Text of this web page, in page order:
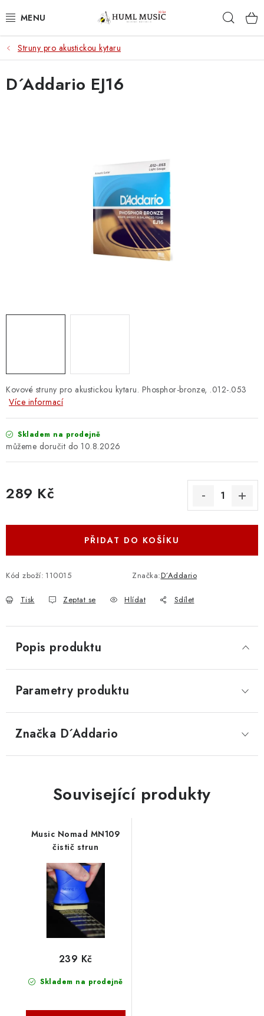
na
KYTARY
UKULELE
KYTAROVÉ PŘÍSLUŠENSTVÍ
OBCHODNÍ PODMÍNKY
ODSTOUPENÍ OD SMLOUVY
ZÁSADY ZPRACOVÁNÍ OSOBNÍCH ÚDAJŮ
OBCHODNÍ PODMÍNKY
ODSTOUPENÍ OD SMLOUVY
Struny pro akustickou kytaru
Kovové struny pro akustickou kytaru. Phosphor-bronze, .012-.053
Více informací
Skladem na prodejně
10.8.2026
289 Kč
PŘIDAT DO KOŠÍKU
Kód zboží: 110015 Značka:D´Addario
Tisk Zeptat se Hlídat Sdílet
D´Addario EJ16
Popis produktu
Parametry produktu
Značka D´Addario
Související produkty
Music Nomad MN109
čistič strun
Skladem na prodejně
239 Kč